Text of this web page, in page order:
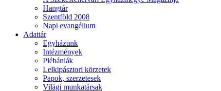
Hangtár
Szentföld 2008
Napi evangélium
Adattár
Egyházunk
Intézmények
Plébániák
Lelkipásztori körzetek
Papok, szerzetesek
Világi munkatársak